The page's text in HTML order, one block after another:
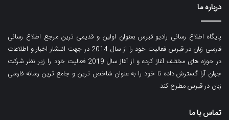
درباره ما
پایگاه اطلاع رسانی رادیو قبرس بعنوان اولین و قدیمی ترین مرجع اطلاع رسانی
فارسی زبان در قبرس فعالیت خود را از سال 2014 در جهت انتشار اخبار و اطلاعات
در حوزه های مختلف آغاز کرده و از آغاز سال 2019 فعالیت خود را زیر نظر شرکت
جهان آرا گسترش داده تا خود را به عنوان شاخص ترین و جامع ترین رسانه فارسی
زبان در قبرس مطرح کند.
تماس با ما